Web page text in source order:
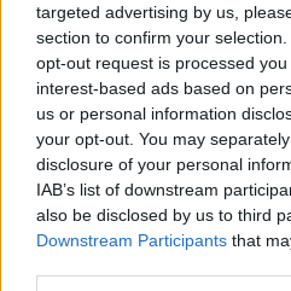
targeted advertising by us,
section to confirm your
opt-out request is processed
interest-based ads based on
us or personal information
your opt-out. You may
disclosure of your personal
IAB’s list of downstream
also be disclosed by us to third
Downstream Participants that
Dúl a
hiába a
utaznak
2022.05.31.
GERILLA BÁR
Kiderült